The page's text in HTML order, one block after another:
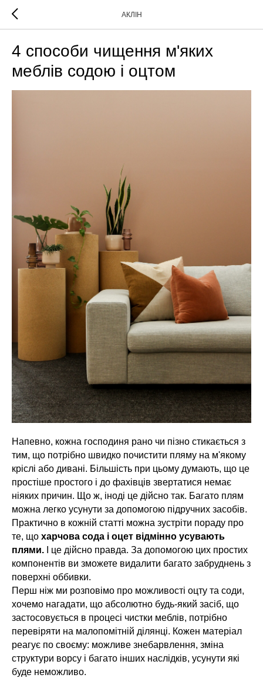
АКЛІН
4 способи чищення м'яких
меблів содою і оцтом
Напевно, кожна господиня рано чи пізно стикається з
тим, що потрібно швидко почистити пляму на м'якому
кріслі або дивані. Більшість при цьому думають, що це
простіше простого і до фахівців звертатися немає
ніяких причин. Що ж, іноді це дійсно так. Багато плям
можна легко усунути за допомогою підручних засобів.
Практично в кожній статті можна зустріти пораду про
те, що харчова сода і оцет відмінно усувають
плями. І це дійсно правда. За допомогою цих простих
компонентів ви зможете видалити багато забруднень з
поверхні оббивки.
Перш ніж ми розповімо про можливості оцту та соди,
хочемо нагадати, що абсолютно будь-який засіб, що
застосовується в процесі чистки меблів, потрібно
перевіряти на малопомітній ділянці. Кожен матеріал
реагує по своєму: можливе знебарвлення, зміна
структури ворсу і багато інших наслідків, усунути які
буде неможливо.